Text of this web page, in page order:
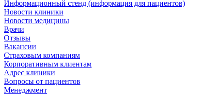
Информационный стенд (информация для пациентов)
Новости клиники
Новости медицины
Врачи
Отзывы
Вакансии
Страховым компаниям
Корпоративным клиентам
Адрес клиники
Вопросы от пациентов
Менеджмент